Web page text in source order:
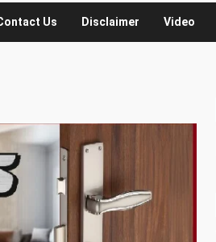
Us Disclaimer Video